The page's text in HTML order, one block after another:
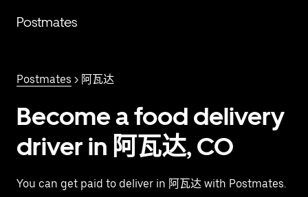
Postmates
Postmates > 阿瓦达
Become a food delivery
driver in 阿瓦达, CO
You can get paid to deliver in 阿瓦达 with Postmates.